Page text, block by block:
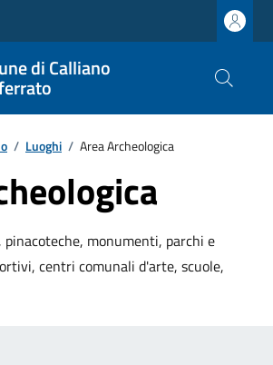
di Calliano
/ Luoghi / Area Archeologica
monumenti, parchi e
centri comunali d'arte, scuole,